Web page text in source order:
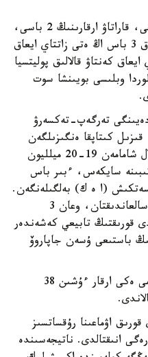
تەكسەرۋ بارىسىندا ولاردان 2 جىلقى، قاراتاۋ ارقارىنىڭ 2 باسى،
2 تەرىسى، 8 سيراعى، سونداي-اق 3 باس اڭ ەتى زاتتاي ايعاق
كەنتاۋ قالالىق پوليتسيا
وبلىسى بويىنشا سوت
تەرگەپ-تەكسەرۋ
كىتاپقا ەنگىزىلگەن
ءبىر ارقار ءۇشىن ەسەپتەلەتىن زالال شامامەن 19-20 ميلليون
سايكەس، ءبىر باس
كورسەتكىش (ا ە ك) بەلگىلەنگەن.
ال قۇقىق بۇزۋ قورىق اۋماعىندا جاسالعاندىقتان، وعان 3
قورىقتىڭ تابيعي كەشەندەر
باستىعى ۇسەن جاپاروۆ
الدىن الا ەسەپ بويىنشا زالال كولەمى ەكى ارقار ءۇشىن 38
اۋماعىنا رۇقساتسىز
بۇزۋ دەرەگى انىقتالدى. ناتيجەسىندە